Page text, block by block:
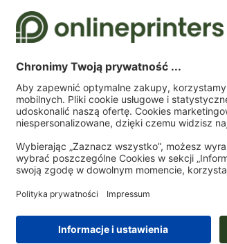
Odzież i tekstylia
i oszczędzaj 15%
newsletterowi będziemy Cię na
ofertach naszej drukarni online. Zapisz